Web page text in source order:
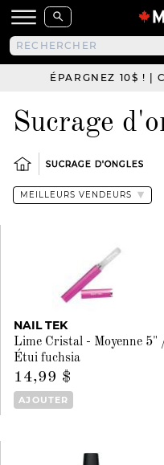
ÉPARGNEZ 10$ ! |
Sucrage
SUCRAGE D'ONGLES
NAIL TEK
Lime Cristal - Moyenne 5"
Étui fuchsia
14,99 $
AJOUTER